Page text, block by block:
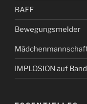
BAFF
Bewegungsmelder
IMPLOSION auf